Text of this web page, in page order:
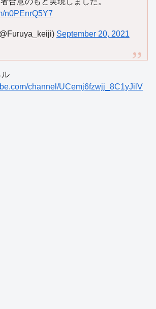
n0PEnrQ5Y7
September 20, 2021
ル
channel/UCemj6fzwjj_8C1yJilV